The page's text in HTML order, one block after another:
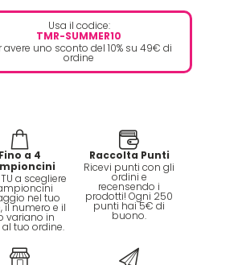
Usa il codice:
TMR-SUMMER10
avere uno sconto del 10% su 49€ di
ordine
Fino a 4
a scegliere
nel tuo
il numero e il
variano in
tuo ordine.
Raccolta Punti
Ricevi punti con gli
ordini e
recensendo i
prodotti! Ogni 250
punti hai 5€ di
buono.